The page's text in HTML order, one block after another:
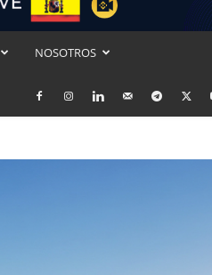
NOSOTROS